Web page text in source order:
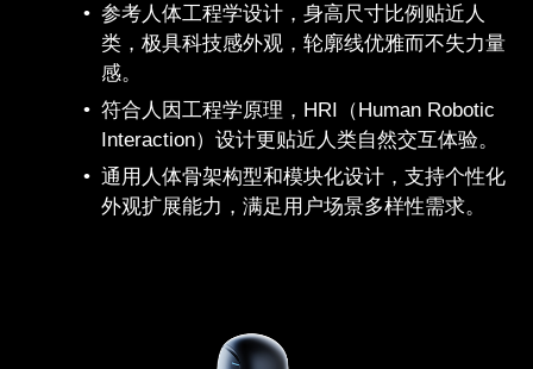
参考人体工程学设计，身高尺寸比例贴近人
类，极具科技感外观，轮廓线优雅而不失力量
感。
符合人因工程学原理，HRI（Human Robotic
Interaction）设计更贴近人类自然交互体验。
通用人体骨架构型和模块化设计，支持个性化
外观扩展能力，满足用户场景多样性需求。